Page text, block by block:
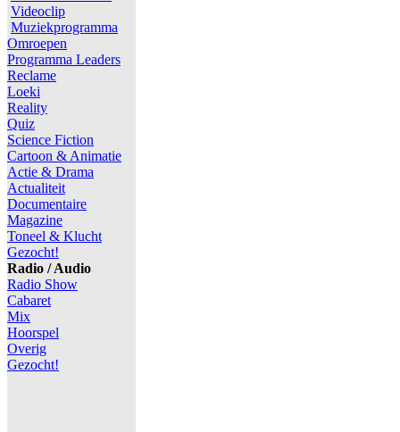
Videoclip
Muziekprogramma
Omroepen
Programma Leaders
Reclame
Loeki
Reality
Quiz
Science Fiction
Cartoon & Animatie
Actie & Drama
Actualiteit
Documentaire
Magazine
Toneel & Klucht
Gezocht!
Radio / Audio
Radio Show
Cabaret
Mix
Hoorspel
Overig
Gezocht!